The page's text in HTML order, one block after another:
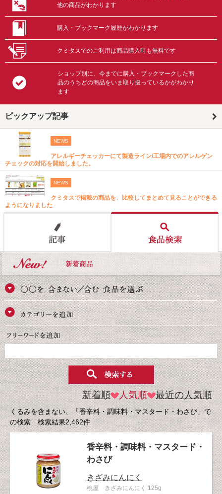
他の商品がわかります
購入・ブックマーク履歴がわかります
クミタスでのご利用は商品購入時も無料です
ショップ別に、今までに購入・ブックマークした商
品のうちどの商品をいま取り扱っているかがわかり
ます
ピックアップ記事
NEWS
アレルギーチェッカーにて製造ライン/工場内でのアレルゲン
チェックの対応を開始しました。
NEWS
クミタスで掲載の商品を、比較してまとめて見ることができる
ようになりました
新着順 人気順 最近の人気順
くるみを含まない、「香辛料・調味料・マスタード・わさび」で
の検索 検索結果2,462件
香辛料・調味料・マスタード・
わさび
きざみにんにく
桃屋 きざみにんにく 125g